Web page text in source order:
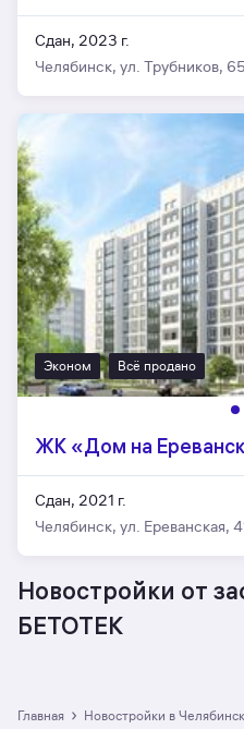
Сдан, 2023 г.
Челябинск, ул. Трубников,
Эконом Всё продано
ЖК «Дом на
Сдан, 2021 г.
Челябинск, ул. Ереванская,
Новостройки от
БЕТОТЕК
Главная › Новостройки в